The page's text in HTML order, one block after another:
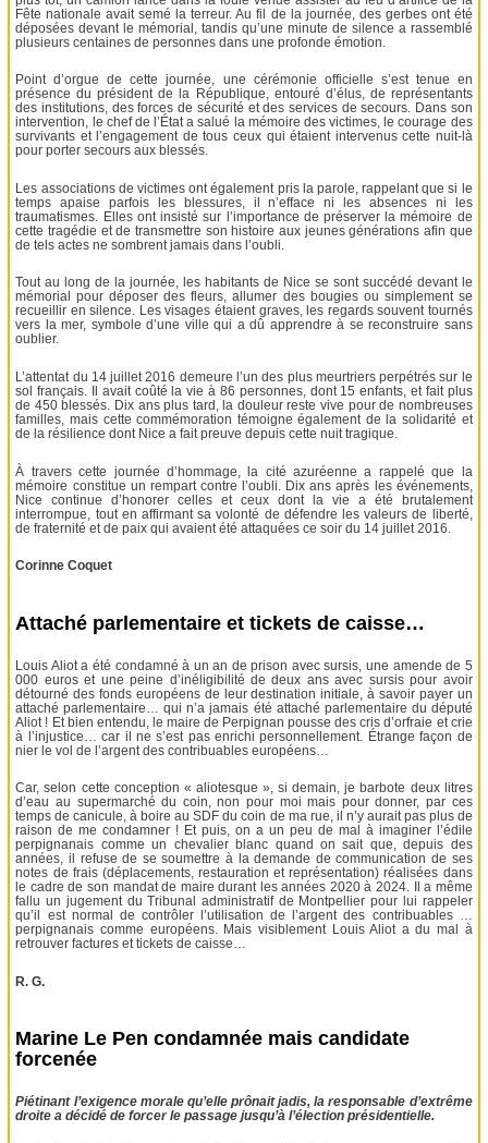
Fête nationale avait semé la terreur. Au fil de la journée, des gerbes ont été
déposées devant le mémorial, tandis qu’une minute de silence a rassemblé
plusieurs centaines de personnes dans une profonde émotion.
Point d’orgue de cette journée, une cérémonie officielle s’est tenue en
présence du président de la République, entouré d’élus, de représentants
des institutions, des forces de sécurité et des services de secours. Dans son
intervention, le chef de l’État a salué la mémoire des victimes, le courage des
survivants et l’engagement de tous ceux qui étaient intervenus cette nuit-là
pour porter secours aux blessés.
Les associations de victimes ont également pris la parole, rappelant que si le
temps apaise parfois les blessures, il n’efface ni les absences ni les
traumatismes. Elles ont insisté sur l’importance de préserver la mémoire de
cette tragédie et de transmettre son histoire aux jeunes générations afin que
de tels actes ne sombrent jamais dans l’oubli.
Tout au long de la journée, les habitants de Nice se sont succédé devant le
mémorial pour déposer des fleurs, allumer des bougies ou simplement se
recueillir en silence. Les visages étaient graves, les regards souvent tournés
vers la mer, symbole d’une ville qui a dû apprendre à se reconstruire sans
oublier.
L’attentat du 14 juillet 2016 demeure l’un des plus meurtriers perpétrés sur le
sol français. Il avait coûté la vie à 86 personnes, dont 15 enfants, et fait plus
de 450 blessés. Dix ans plus tard, la douleur reste vive pour de nombreuses
familles, mais cette commémoration témoigne également de la solidarité et
de la résilience dont Nice a fait preuve depuis cette nuit tragique.
À travers cette journée d’hommage, la cité azuréenne a rappelé que la
mémoire constitue un rempart contre l’oubli. Dix ans après les événements,
Nice continue d’honorer celles et ceux dont la vie a été brutalement
interrompue, tout en affirmant sa volonté de défendre les valeurs de liberté,
de fraternité et de paix qui avaient été attaquées ce soir du 14 juillet 2016.
Corinne Coquet
Attaché parlementaire et tickets de caisse…
Louis Aliot a été condamné à un an de prison avec sursis, une amende de 5
000 euros et une peine d’inéligibilité de deux ans avec sursis pour avoir
détourné des fonds européens de leur destination initiale, à savoir payer un
attaché parlementaire… qui n’a jamais été attaché parlementaire du député
Aliot ! Et bien entendu, le maire de Perpignan pousse des cris d’orfraie et crie
à l’injustice… car il ne s’est pas enrichi personnellement. Étrange façon de
nier le vol de l’argent des contribuables européens…
Car, selon cette conception « aliotesque », si demain, je barbote deux litres
d’eau au supermarché du coin, non pour moi mais pour donner, par ces
temps de canicule, à boire au SDF du coin de ma rue, il n’y aurait pas plus de
raison de me condamner ! Et puis, on a un peu de mal à imaginer l’édile
perpignanais comme un chevalier blanc quand on sait que, depuis des
années, il refuse de se soumettre à la demande de communication de ses
notes de frais (déplacements, restauration et représentation) réalisées dans
le cadre de son mandat de maire durant les années 2020 à 2024. Il a même
fallu un jugement du Tribunal administratif de Montpellier pour lui rappeler
qu’il est normal de contrôler l’utilisation de l’argent des contribuables …
perpignanais comme européens. Mais visiblement Louis Aliot a du mal à
retrouver factures et tickets de caisse…
R. G.
Marine Le Pen condamnée mais candidate
forcenée
Piétinant l’exigence morale qu’elle prônait jadis, la responsable d’extrême
droite a décidé de forcer le passage jusqu’à l’élection présidentielle.